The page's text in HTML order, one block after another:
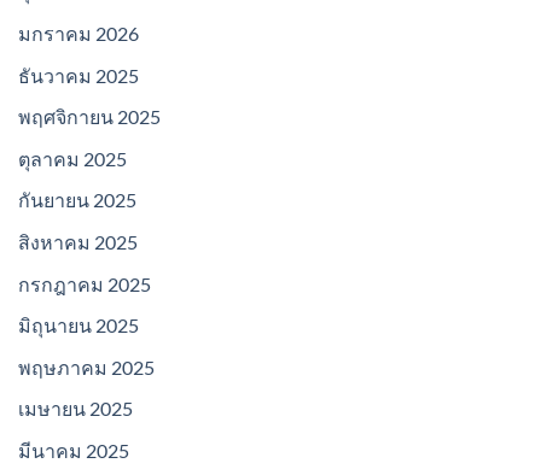
มกราคม 2026
ธันวาคม 2025
พฤศจิกายน 2025
ตุลาคม 2025
กันยายน 2025
สิงหาคม 2025
กรกฎาคม 2025
มิถุนายน 2025
พฤษภาคม 2025
เมษายน 2025
มีนาคม 2025